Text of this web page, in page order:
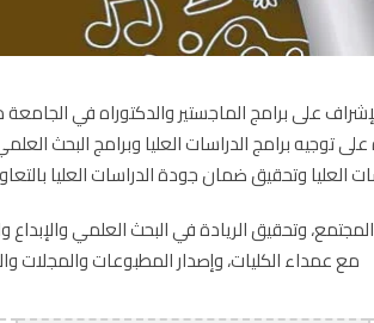
على برامج الماجستير والدكتوراه في
توجيه برامج الدراسات العليا وبرامج البحث
العليا وتحقيق ضمان جودة الدراسات العليا
وتحقيق الريادة في البحث العلمي
مع عمداء الكليات، وإصدار المطبوعات والمجلات